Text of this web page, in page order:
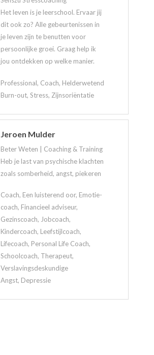
Het leven is je leerschool. Ervaar jij
dit ook zo? Alle gebeurtenissen in
je leven zijn te benutten voor
persoonlijke groei. Graag help ik
jou ontdekken op welke manier.
Professional, Coach, Helderwetend
Burn-out, Stress, Zijnsoriëntatie
Jeroen Mulder
Beter Weten | Coaching & Training
Heb je last van psychische klachten
zoals somberheid, angst, piekeren
Coach, Een luisterend oor, Emotie-
coach, Financieel adviseur,
Gezinscoach, Jobcoach,
Kindercoach, Leefstijlcoach,
Lifecoach, Personal Life Coach,
Schoolcoach, Therapeut,
Verslavingsdeskundige
Angst, Depressie